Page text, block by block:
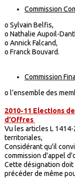
Commission
o Sylvain Belfis,
o Nathalie Aupoil-
o Annick Falcand,
o Franck Bouvard.
Commission
o l’ensemble des
2010-11 Elections
d’Offres
Vu les articles L
territoriales,
Considérant qu'il
commission d'appel
Cette désignation
précéder de même